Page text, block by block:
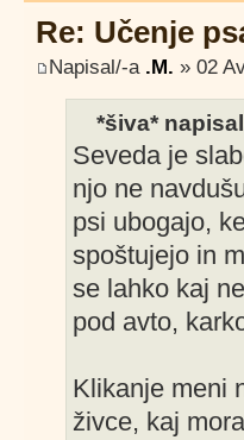
Re: Učenje
Napisal/-a .M. » 02
*šiva*
Seveda je
njo ne
psi ubogajo,
spoštujejo in
se lahko kaj
pod avto,
Klikanje meni
živce, kaj